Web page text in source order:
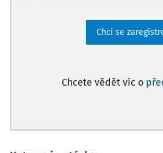
Chci se
Chcete vědět víc o